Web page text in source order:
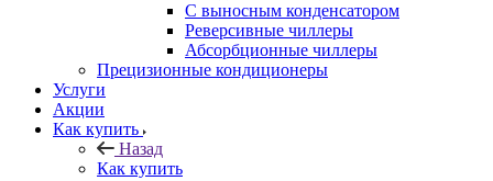
С выносным конденсатором
Реверсивные чиллеры
Абсорбционные чиллеры
Прецизионные кондиционеры
Услуги
Акции
Как купить
Назад
Как купить